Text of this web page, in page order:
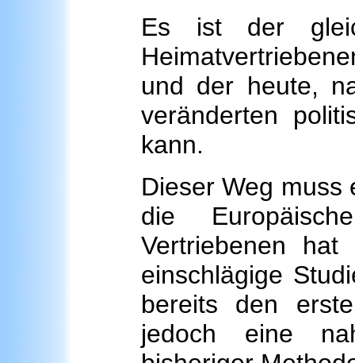
Es ist der
und der heute,
veränderten
kann.
Dieser Weg muss
die
Vertriebenen
einschlägige
bereits den
jedoch eine